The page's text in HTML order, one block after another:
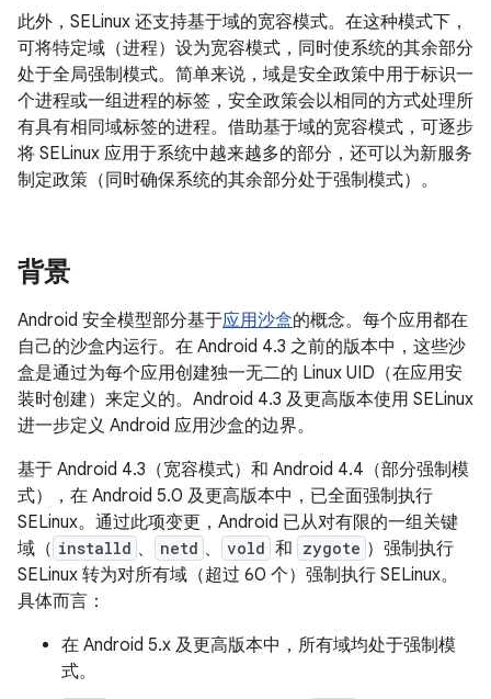
此外，SELinux 还支持基于域的宽容模式。在这种模式下，
可将特定域（进程）设为宽容模式，同时使系统的其余部分
处于全局强制模式。简单来说，域是安全政策中用于标识一
个进程或一组进程的标签，安全政策会以相同的方式处理所
有具有相同域标签的进程。借助基于域的宽容模式，可逐步
将 SELinux 应用于系统中越来越多的部分，还可以为新服务
制定政策（同时确保系统的其余部分处于强制模式）。
背景
Android 安全模型部分基于应用沙盒的概念。每个应用都在
自己的沙盒内运行。在 Android 4.3 之前的版本中，这些沙
盒是通过为每个应用创建独一无二的 Linux UID（在应用安
装时创建）来定义的。Android 4.3 及更高版本使用 SELinux
进一步定义 Android 应用沙盒的边界。
基于 Android 4.3（宽容模式）和 Android 4.4（部分强制模
式），在 Android 5.0 及更高版本中，已全面强制执行
SELinux。通过此项变更，Android 已从对有限的一组关键
域（ installd 、 netd 、 vold 和 zygote ）强制执行
SELinux 转为对所有域（超过 60 个）强制执行 SELinux。
具体而言：
在 Android 5.x 及更高版本中，所有域均处于强制模
式。